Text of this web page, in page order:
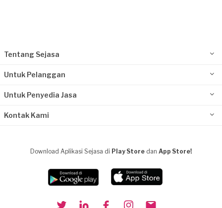
Tentang Sejasa
Untuk Pelanggan
Untuk Penyedia Jasa
Kontak Kami
Download Aplikasi Sejasa di Play Store dan App Store!